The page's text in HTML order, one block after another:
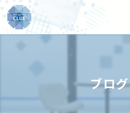
ブログ